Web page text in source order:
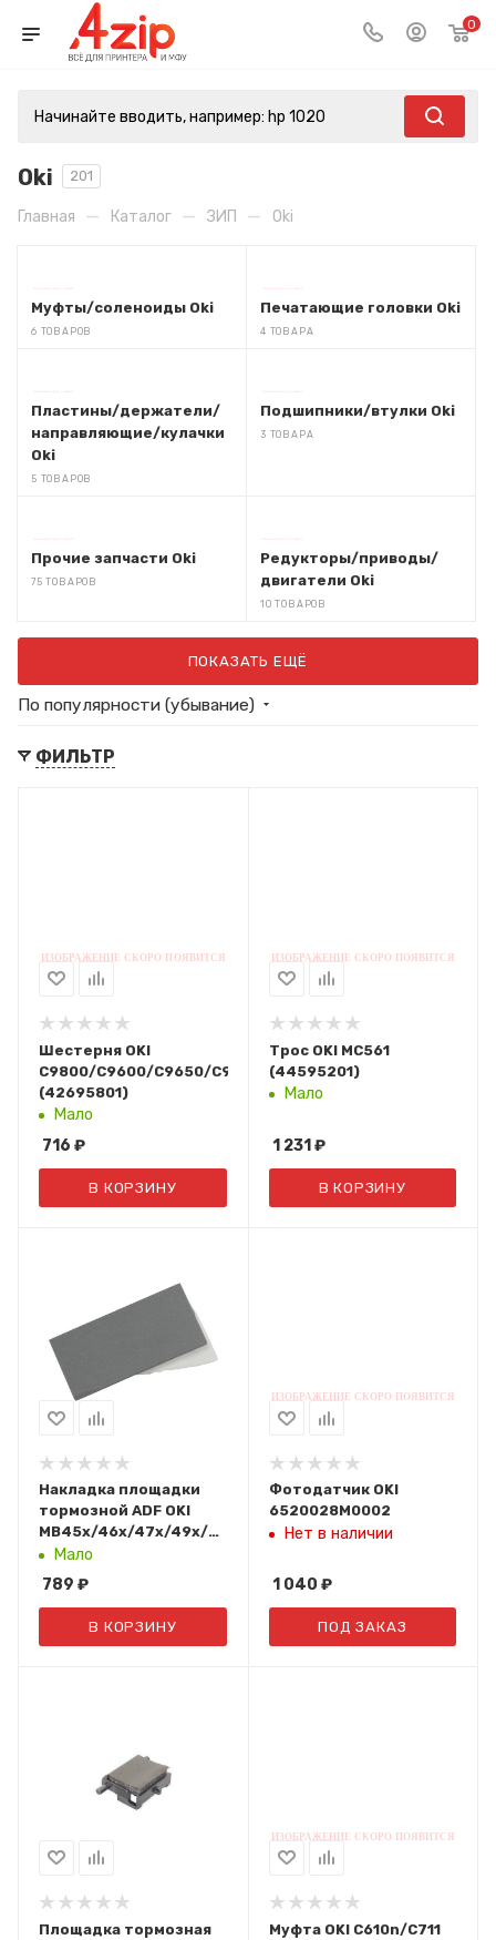
0
Oki 201
Главная — Каталог — ЗИП — Oki
Муфты/соленоиды Oki
6 ТОВАРОВ
Печатающие головки Oki
4 ТОВАРА
Пластины/держатели/
направляющие/кулачки
Oki
5 ТОВАРОВ
Подшипники/втулки Oki
3 ТОВАРА
Прочие запчасти Oki
75 ТОВАРОВ
Редукторы/приводы/
двигатели Oki
10 ТОВАРОВ
ПОКАЗАТЬ ЕЩЁ
По популярности (убывание)
ФИЛЬТР
Шестерня OKI
C9800/C9600/C9650/C9655/C9850/ES2640/ES3640Pro
(42695801)
Мало
716 ₽
В КОРЗИНУ
Трос OKI MC561
(44595201)
Мало
1 231 ₽
В КОРЗИНУ
Накладка площадки
тормозной ADF OKI
MB45x/46x/47x/49x/MC33x/34x/35x/56x
(44533301)
Мало
789 ₽
В КОРЗИНУ
Фотодатчик OKI
6520028M0002
Нет в наличии
1 040 ₽
ПОД ЗАКАЗ
Площадка тормозная
Муфта OKI C610n/C711